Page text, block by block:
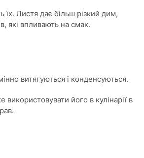
їх. Листя дає більш різкий дим,
які впливають на смак.
витягуються і конденсуються.
його в кулінарії в